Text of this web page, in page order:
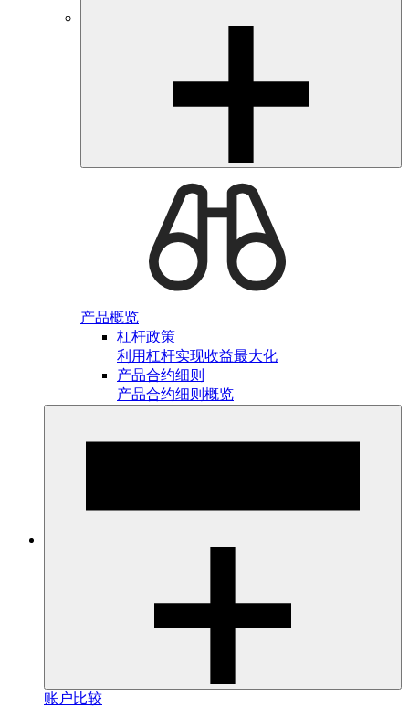
产品概览
杠杆政策
利用杠杆实现收益最大化
产品合约细则
产品合约细则概览
账户比较